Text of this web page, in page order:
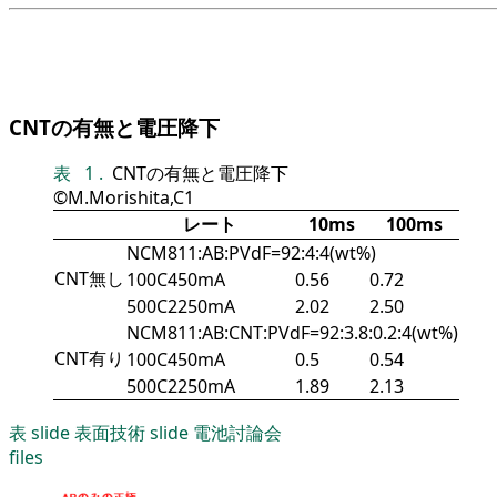
CNTの有無と電圧降下
表 1 . CNTの有無と電圧降下
©M.Morishita,C1
レート
10ms 100ms
CNT無し
NCM811:AB:PVdF=92:4:4(wt%)
100C450mA
0.56
0.72
500C2250mA
2.02 2.50
CNT有り
NCM811:AB:CNT:PVdF=92:3.8:0.2:4(wt%)
100C450mA
0.5
0.54
500C2250mA
1.89
2.13
表 slide表面技術slide 電池討論会
files